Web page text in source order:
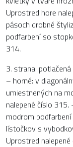
Uprostred hore
pásoch drobné
podfarbení so
314.
3. strana:
– horné: v
umiestnených na
nalepené číslo 315.
modrom
lístočkov s
Uprostred